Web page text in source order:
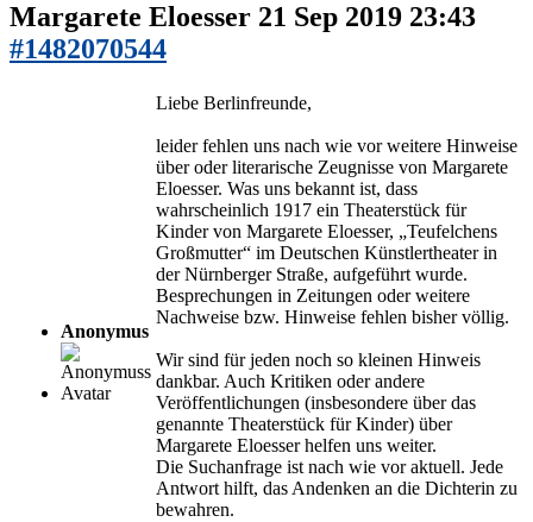
Margarete Eloesser 21 Sep 2019 23:43
#1482070544
Anonymus
Liebe Berlinfreunde,
leider fehlen uns nach wie vor weitere Hinweise
über oder literarische Zeugnisse von Margarete
Eloesser. Was uns bekannt ist, dass
wahrscheinlich 1917 ein Theaterstück für
Kinder von Margarete Eloesser, „Teufelchens
Großmutter“ im Deutschen Künstlertheater in
der Nürnberger Straße, aufgeführt wurde.
Besprechungen in Zeitungen oder weitere
Nachweise bzw. Hinweise fehlen bisher völlig.
Wir sind für jeden noch so kleinen Hinweis
dankbar. Auch Kritiken oder andere
Veröffentlichungen (insbesondere über das
genannte Theaterstück für Kinder) über
Margarete Eloesser helfen uns weiter.
Die Suchanfrage ist nach wie vor aktuell. Jede
Antwort hilft, das Andenken an die Dichterin zu
bewahren.